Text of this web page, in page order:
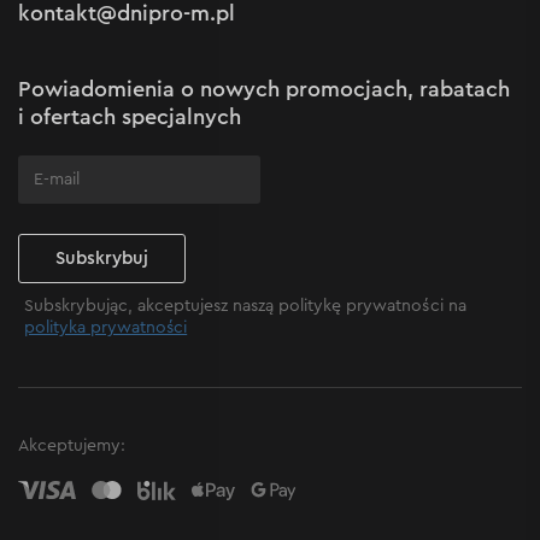
Ustawienia plików cookie
kontakt@dnipro-m.pl
Powiadomienia o nowych promocjach, rabatach
i ofertach specjalnych
Subskrybuj
Subskrybując, akceptujesz naszą politykę prywatności na
polityka prywatności
Akceptujemy: